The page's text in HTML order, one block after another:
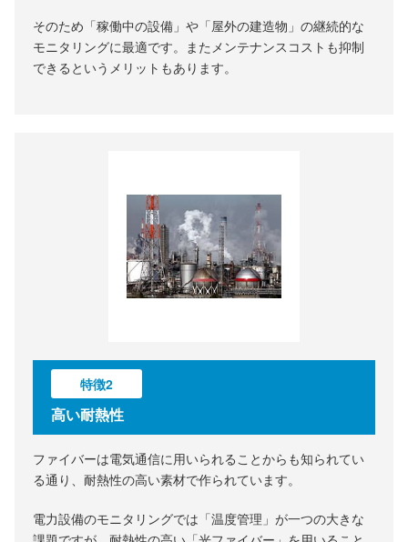
そのため「稼働中の設備」や「屋外の建造物」の継続的な
モニタリングに最適です。またメンテナンスコストも抑制
できるというメリットもあります。
特徴2
高い耐熱性
ファイバーは電気通信に用いられることからも知られてい
る通り、耐熱性の高い素材で作られています。
電力設備のモニタリングでは「温度管理」が一つの大きな